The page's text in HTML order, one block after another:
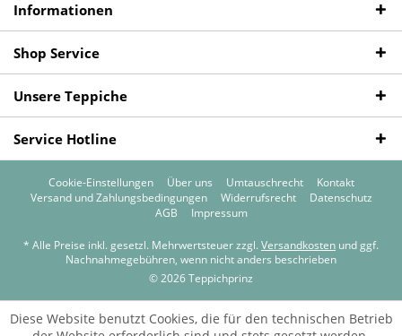
Informationen
Shop Service
Unsere Teppiche
Service Hotline
Cookie-Einstellungen Über uns Umtauschrecht
Kontakt
Versand und Zahlungsbedingungen
Widerrufsrecht
Datenschutz
AGB
Impressum
* Alle Preise inkl. gesetzl. Mehrwertsteuer zzgl. Versandkosten und ggf.
Nachnahmegebühren, wenn nicht anders beschrieben
© 2026 Teppichprinz
Diese Website benutzt Cookies, die für den technischen Betrieb